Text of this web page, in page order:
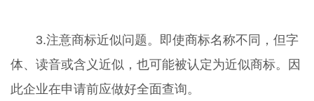
3.注意商标近似问题。即使商标名称不同，但字
体、读音或含义近似，也可能被认定为近似商标。因
此企业在申请前应做好全面查询。